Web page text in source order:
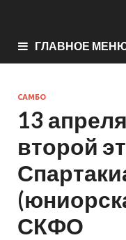
ГЛАВНОЕ
САМБО
13
второй
СКФО